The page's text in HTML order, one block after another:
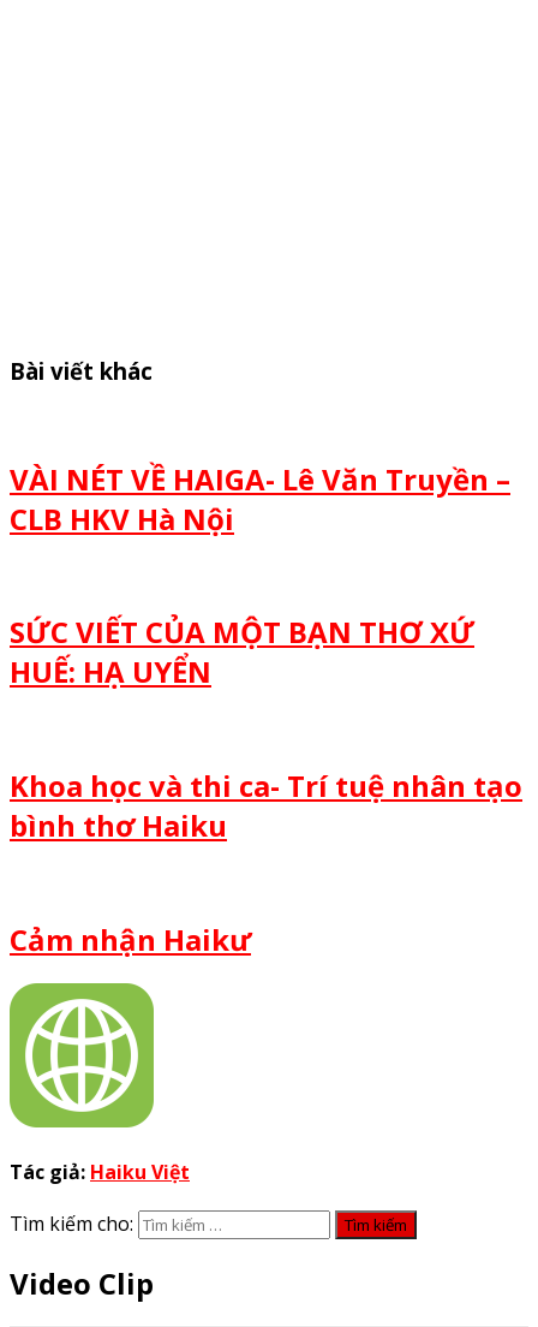
Bài viết khác
VÀI NÉT VỀ HAIGA- Lê Văn Truyền –
CLB HKV Hà Nội
SỨC VIẾT CỦA MỘT BẠN THƠ XỨ
HUẾ: HẠ UYỂN
Khoa học và thi ca- Trí tuệ nhân tạo
bình thơ Haiku
Cảm nhận Haikư
Tác giả: Haiku Việt
Tìm kiếm cho:
Video Clip